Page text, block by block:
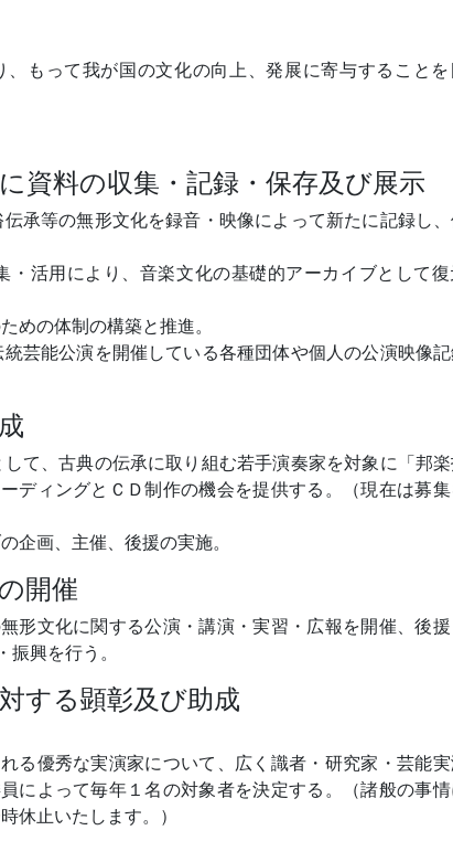
もって我が国の文化の向上、発展に寄与すること
資料の収集・記録・保存及び展示
承等の無形文化を録音・映像によって新たに記録し
・活用により、音楽文化の基礎的アーカイブとして
めの体制の構築と推進。
芸能公演を開催している各種団体や個人の公演映像
て、古典の伝承に取り組む若手演奏家を対象に「邦
ディングとＣＤ制作の機会を提供する。（現在は募
企画、主催、後援の実施。
開催
形文化に関する公演・講演・実習・広報を開催、後
興を行う。
する顕彰及び助成
る優秀な実演家について、広く識者・研究家・芸能
によって毎年１名の対象者を決定する。（諸般の事
休止いたします。）